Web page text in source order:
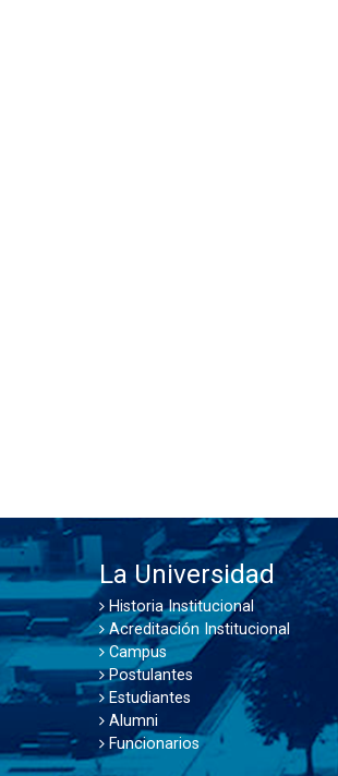
La Universidad
Historia Institucional
Acreditación Institucional
Campus
Postulantes
Estudiantes
Alumni
Funcionarios